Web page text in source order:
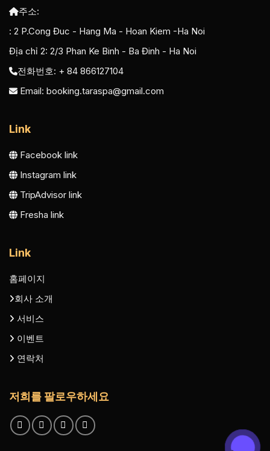
주소:
: 2 P.Cong Đuc - Hang Ma - Hoan Kiem -Ha Noi
Địa chỉ 2: 2/3 Phan Ke Binh - Ba Đinh - Ha Noi
전화번호: + 84 866127104
Email: booking.taraspa@gmail.com
Link
Facebook link
Instagram link
TripAdvisor link
Fresha link
Link
홈페이지
회사 소개
서비스
이벤트
연락처
저희를 팔로우하세요